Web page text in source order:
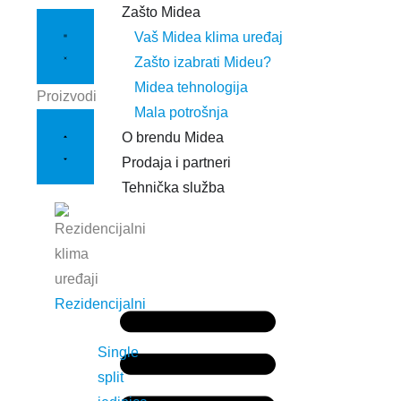
Zašto Midea
Vaš Midea klima uređaj
Zašto izabrati Mideu?
Midea tehnologija
Mala potrošnja
O brendu Midea
Prodaja i partneri
Tehnička služba
Proizvodi
Rezidencijalni
Single
split